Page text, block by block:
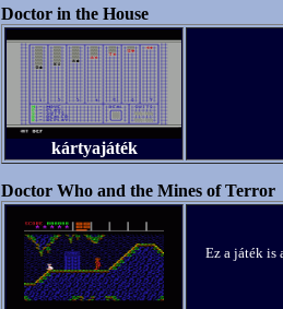
Doctor in the House
kártyajáték
Doctor Who and the Mines of Terror
Ez a játék is